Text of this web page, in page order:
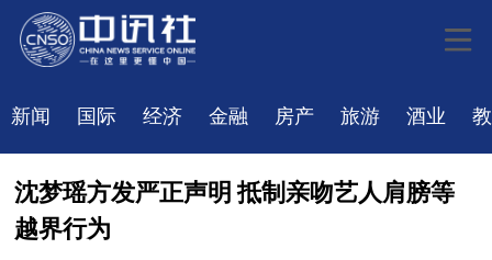
新闻 国际 经济 金融 房产 旅游 酒业
沈梦瑶方发严正声明 抵制亲吻艺人肩膀等
越界行为